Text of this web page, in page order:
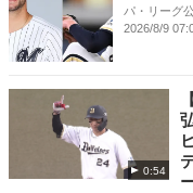
パ・リーグ
2026/8/9
0:54